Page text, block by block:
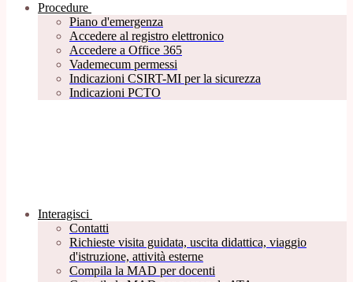
Procedure
Piano d'emergenza
Accedere al registro elettronico
Accedere a Office 365
Vademecum permessi
Indicazioni CSIRT-MI per la sicurezza
Indicazioni PCTO
Interagisci
Contatti
Richieste visita guidata, uscita didattica, viaggio
d'istruzione, attività esterne
Compila la MAD per docenti